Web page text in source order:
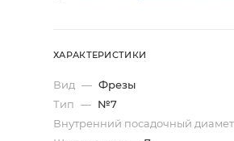
ХАРАКТЕРИСТИКИ
Вид — Фрезы
Тип — №7
Внутренний посадочный